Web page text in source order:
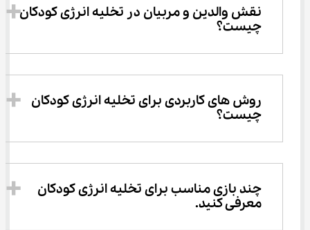
نقش والدین و مربیان در تخلیه انرژی کودکان
چیست؟
روش های کاربردی برای تخلیه انرژی کودکان
چیست؟
چند بازی مناسب برای تخلیه انرژی کودکان
معرفی کنید.